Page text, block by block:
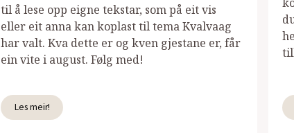
til å lese opp eigne tekstar, som på eit vis
eller eit anna kan koplast til tema Kvalvaag
har valt. Kva dette er og kven gjestane er, får
ein vite i august. Følg med!
Les meir!